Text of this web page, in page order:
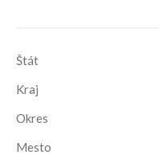
Štát
Kraj
Okres
Mesto